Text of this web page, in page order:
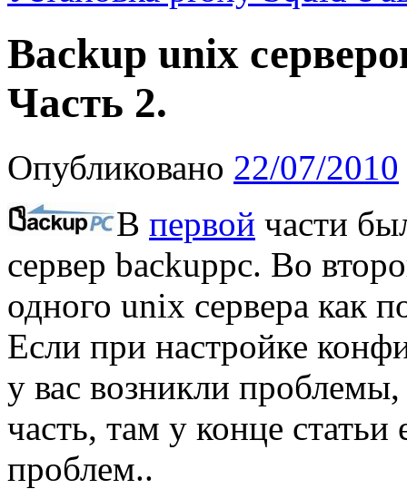
Backup unix
Часть 2.
Опубликовано 22/07/2010
В первой части
сервер backuppc. Во
одного unix сервера как
Если при настройке
у вас возникли
часть, там у конце
проблем..